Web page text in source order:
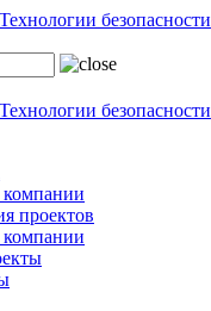
Технологии безопасности
Технологии безопасности
проектов
компании